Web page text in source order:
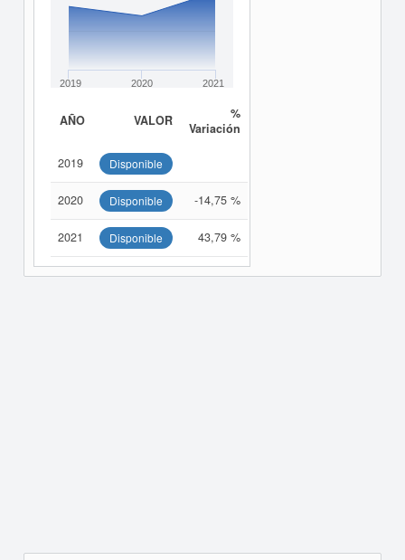
2019 2020 2021
AÑO VALOR
%
Variación
2019 Disponible
2020 Disponible -14,75 %
2021 Disponible 43,79 %